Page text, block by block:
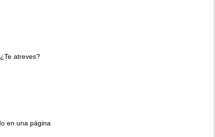
atreves?
en una página